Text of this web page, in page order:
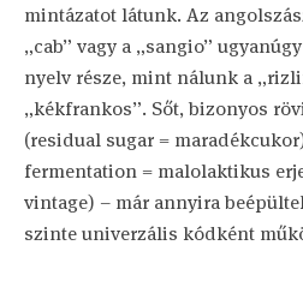
mintázatot látunk. Az
„cab” vagy a „sangio”
nyelv része, mint nálunk a
„kékfrankos”. Sőt, bizonyos
(residual sugar =
fermentation = malolaktikus
vintage) – már annyira
szinte univerzális kódként